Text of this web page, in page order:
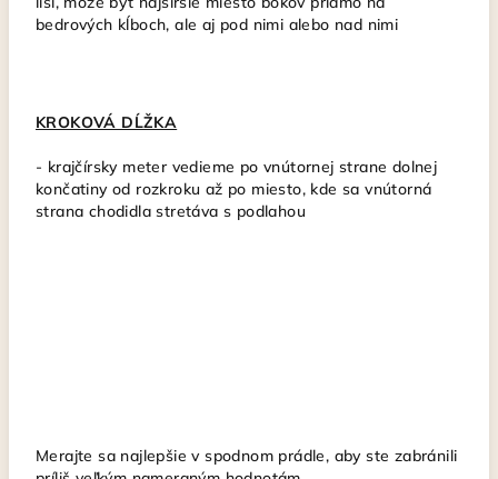
bedrových kĺboch, ale aj pod nimi alebo nad nimi
KROKOVÁ DĹŽKA
- krajčírsky meter vedieme po vnútornej strane dolnej
končatiny od rozkroku až po miesto, kde sa vnútorná
strana chodidla stretáva s podlahou
Merajte sa najlepšie v spodnom prádle, aby ste zabránili